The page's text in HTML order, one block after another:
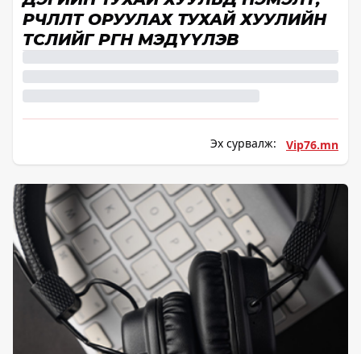
ӨӨРЧЛӨЛТ ОРУУЛАХ ТУХАЙ ХУУЛИЙН
ТӨСЛИЙГ ӨРГӨН МЭДҮҮЛЭВ
Эх сурвалж: Vip76.mn